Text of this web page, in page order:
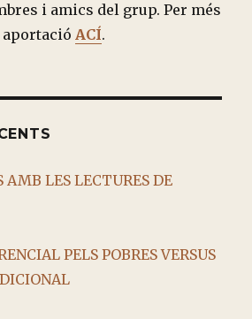
i amics del grup. Per més
aportacióACÍ.
AMB LES LECTURES DE
PELS POBRES VERSUS